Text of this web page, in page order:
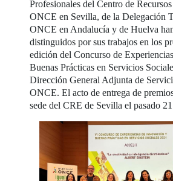
Profesionales del Centro de
ONCE en Sevilla, de la Delegación
ONCE en Andalucía y de Huelva
distinguidos por sus trabajos en los
edición del Concurso de
Buenas Prácticas en Servicios
Dirección General Adjunta de
ONCE. El acto de entrega de
sede del CRE de Sevilla el pasado